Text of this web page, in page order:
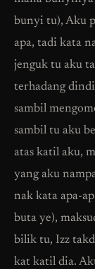
bunyi tu), Aku
apa, tadi kata
jenguk tu aku
terhadang
sambil
sambil tu aku
atas katil aku,
yang aku
nak kata apa-
buta ye),
bilik tu, Izz
kat katil dia.